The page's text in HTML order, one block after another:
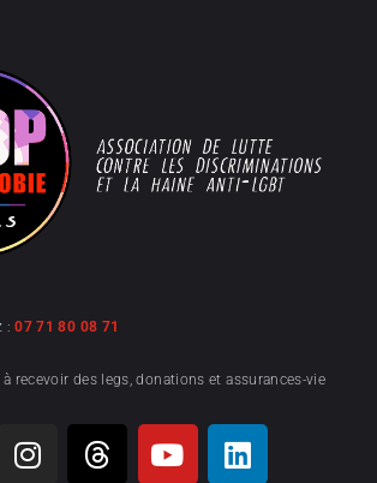
:07 71 80 08 71
recevoir des legs, donations et assurances-vie